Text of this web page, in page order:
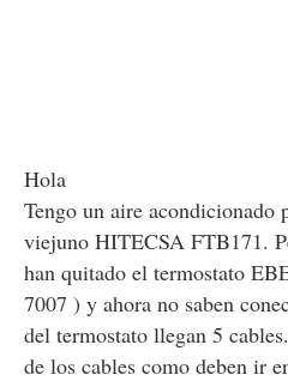
Hola
Tengo un aire acondicionado
viejuno HITECSA FTB171.
han quitado el termostato
7007 ) y ahora no saben
del termostato llegan 5
de los cables como deben ir